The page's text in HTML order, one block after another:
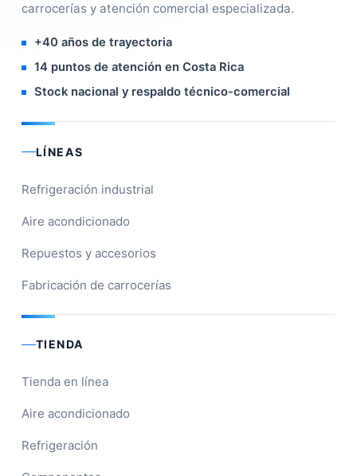
carrocerías y atención comercial especializada.
+40 años de trayectoria
14 puntos de atención en Costa Rica
Stock nacional y respaldo técnico-comercial
LÍNEAS
Refrigeración industrial
Aire acondicionado
Repuestos y accesorios
Fabricación de carrocerías
TIENDA
Tienda en línea
Aire acondicionado
Refrigeración